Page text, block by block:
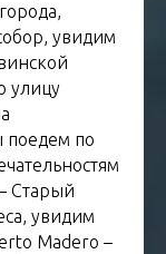
увидим
улицу
поедем по
Старый
увидим
Madero –